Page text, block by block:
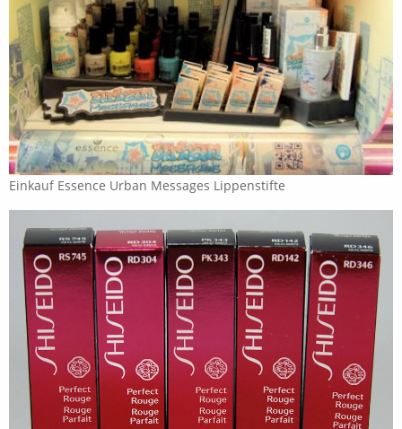
Einkauf Essence Urban Messages Lippenstifte